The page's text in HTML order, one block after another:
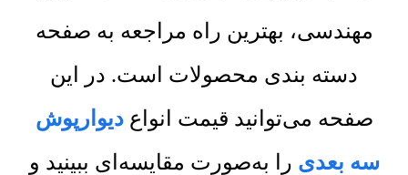
مهندسی، بهترین راه مراجعه به صفحه
دسته بندی محصولات است. در این
صفحه می‌توانید قیمت انواعدیوارپوش
سه بعدی را به‌صورت مقایسه‌ای ببینید و